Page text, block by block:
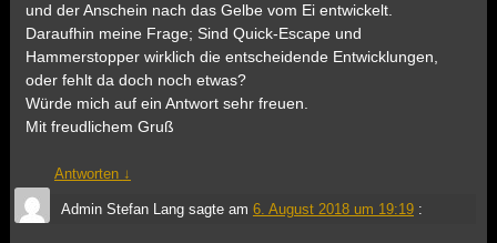
und der Anschein nach das Gelbe vom Ei entwickelt.
Daraufhin meine Frage; Sind Quick-Escape und
Hammerstopper wirklich die entscheidende Entwicklungen,
oder fehlt da doch noch etwas?
Würde mich auf ein Antwort sehr freuen.
Mit freudlichem Gruß
Antworten ↓
Admin Stefan Langsagte am 6. August 2018 um 19:19 :